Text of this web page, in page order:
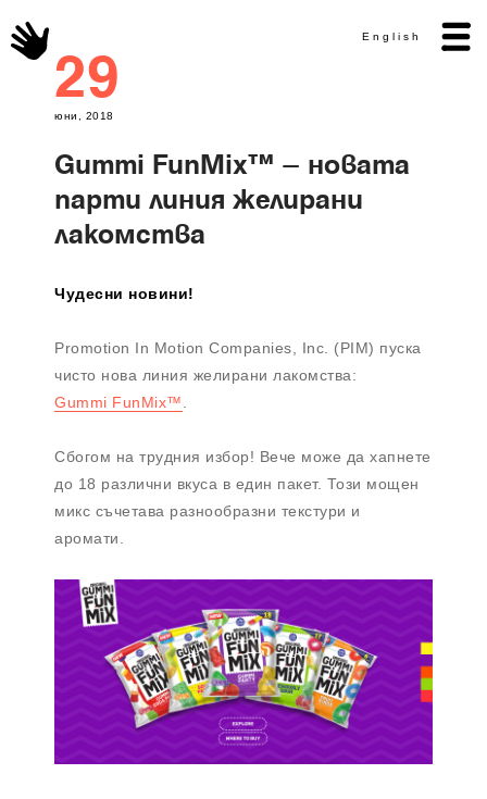
English
29
юни, 2018
Gummi FunMix™ – новата
парти линия желирани
лакомства
Чудесни новини!
Promotion In Motion Companies, Inc. (PIM) пуска
чисто нова линия желирани лакомства:
Gummi FunMix™.
Сбогом на трудния избор! Вече може да хапнете
до 18 различни вкуса в един пакет. Този мощен
микс съчетава разнообразни текстури и
аромати.